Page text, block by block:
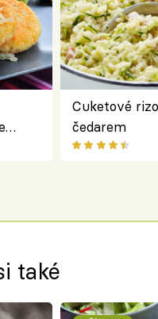
Cuketové
čedarem
také